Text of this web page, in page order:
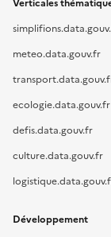
Verticales
meteo.data.gouv.fr
ecologie.data.gouv.fr
defis.data.gouv.fr
culture.data.gouv.fr
Développement